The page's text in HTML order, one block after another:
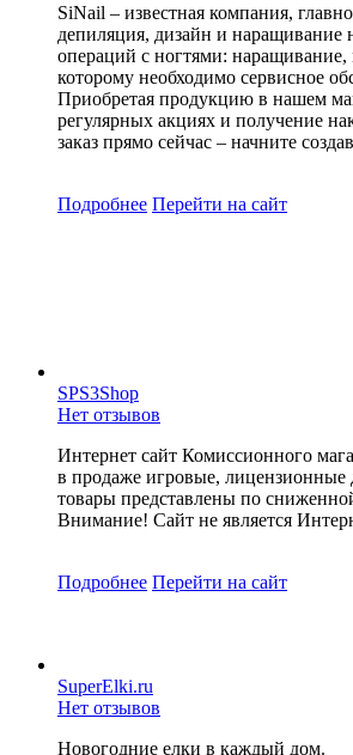
SiNail – известная компания,
депиляция, дизайн и наращивание
операций с ногтями:
которому необходимо сервисное
Приобретая продукцию в нашем
регулярных акциях и получение
заказ прямо сейчас – начните
Подробнее Перейти на сайт
SPS3Shop
Нет отзывов
Интернет сайт Комиссионного
в продаже игровые, лицензионные
товары представлены по
Внимание! Сайт не является
Подробнее Перейти на сайт
SuperElki.ru
Нет отзывов
Новогодние елки в каждый дом.